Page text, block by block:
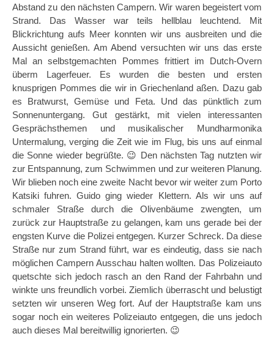
Abstand zu den nächsten Campern. Wir waren begeistert vom
Strand. Das Wasser war teils hellblau leuchtend. Mit
Blickrichtung aufs Meer konnten wir uns ausbreiten und die
Aussicht genießen. Am Abend versuchten wir uns das erste
Mal an selbstgemachten Pommes frittiert im Dutch-Overn
überm Lagerfeuer. Es wurden die besten und ersten
knusprigen Pommes die wir in Griechenland aßen. Dazu gab
es Bratwurst, Gemüse und Feta. Und das pünktlich zum
Sonnenuntergang. Gut gestärkt, mit vielen interessanten
Gesprächsthemen und musikalischer Mundharmonika
Untermalung, verging die Zeit wie im Flug, bis uns auf einmal
die Sonne wieder begrüßte. 😉 Den nächsten Tag nutzten wir
zur Entspannung, zum Schwimmen und zur weiteren Planung.
Wir blieben noch eine zweite Nacht bevor wir weiter zum Porto
Katsiki fuhren. Guido ging wieder Klettern. Als wir uns auf
schmaler Straße durch die Olivenbäume zwengten, um
zurück zur Hauptstraße zu gelangen, kam uns gerade bei der
engsten Kurve die Polizei entgegen. Kurzer Schreck. Da diese
Straße nur zum Strand führt, war es eindeutig, dass sie nach
möglichen Campern Ausschau halten wollten. Das Polizeiauto
quetschte sich jedoch rasch an den Rand der Fahrbahn und
winkte uns freundlich vorbei. Ziemlich überrascht und belustigt
setzten wir unseren Weg fort. Auf der Hauptstraße kam uns
sogar noch ein weiteres Polizeiauto entgegen, die uns jedoch
auch dieses Mal bereitwillig ignorierten. 😉